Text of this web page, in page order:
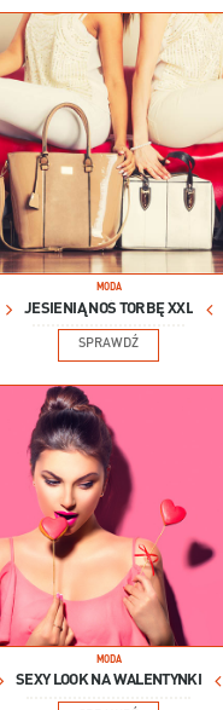
MODA
JESIENIĄ NOŚ TORBĘ XXL
SPRAWDŹ
MODA
SEXY LOOK NA WALENTYNKI